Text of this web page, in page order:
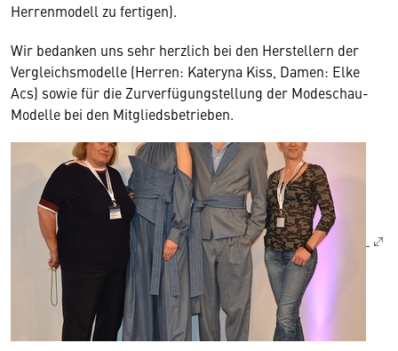
Herrenmodell zu fertigen).
Wir bedanken uns sehr herzlich bei den Herstellern der
Vergleichsmodelle (Herren: Kateryna Kiss, Damen: Elke
Acs) sowie für die Zurverfügungstellung der Modeschau-
Modelle bei den Mitgliedsbetrieben.